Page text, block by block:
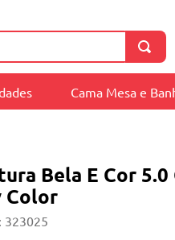
Cama Mesa e
Bela E Cor
Color
: 323025